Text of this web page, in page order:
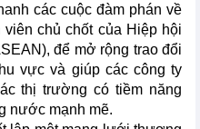
các cuộc đàm phán về
chủ chốt của Hiệp hội
để mở rộng trao đổi
vực và giúp các công ty
thị trường có tiềm năng
nước mạnh mẽ.